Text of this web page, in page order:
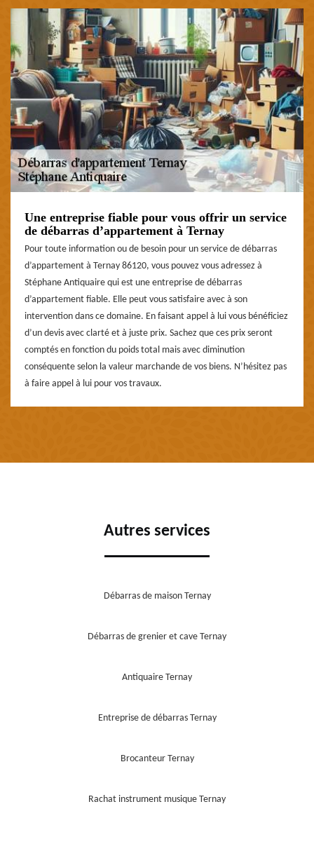
Une entreprise fiable pour vous offrir un service
de débarras d’appartement à Ternay
Pour toute information ou de besoin pour un service de débarras
d’appartement à Ternay 86120, vous pouvez vous adressez à
Stéphane Antiquaire qui est une entreprise de débarras
d’appartement fiable. Elle peut vous satisfaire avec à son
intervention dans ce domaine. En faisant appel à lui vous bénéficiez
d’un devis avec clarté et à juste prix. Sachez que ces prix seront
comptés en fonction du poids total mais avec diminution
conséquente selon la valeur marchande de vos biens. N’hésitez pas
à faire appel à lui pour vos travaux.
Autres services
Débarras de maison Ternay
Débarras de grenier et cave Ternay
Antiquaire Ternay
Entreprise de débarras Ternay
Brocanteur Ternay
Rachat instrument musique Ternay